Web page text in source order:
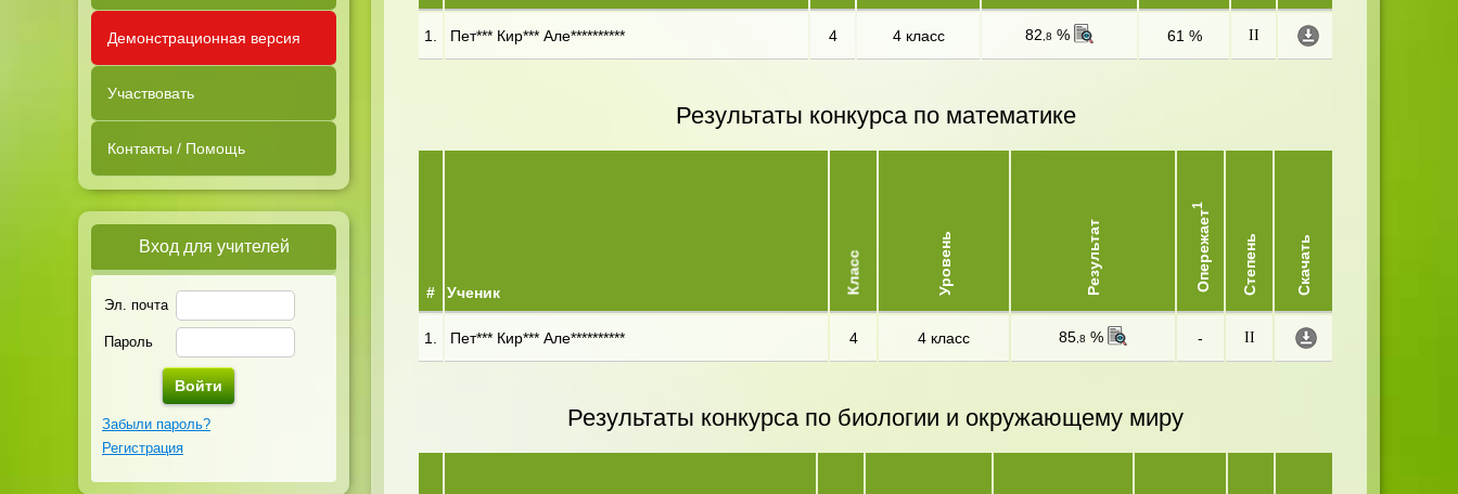
Демонстрационная версия
Участвовать
Контакты / Помощь
Вход для учителей
Эл. почта
Пароль
Забыли пароль?
Регистрация
1. Пет*** Кир*** Але********** 4 4 класс 82 ,8 % 61 % II
Результаты конкурса по математике
# Ученик Класс Уровень Результат Опережает
1
Степень Скачать
1. Пет*** Кир*** Але********** 4 4 класс 85 ,8 % - II
Результаты конкурса по биологии и окружающему миру